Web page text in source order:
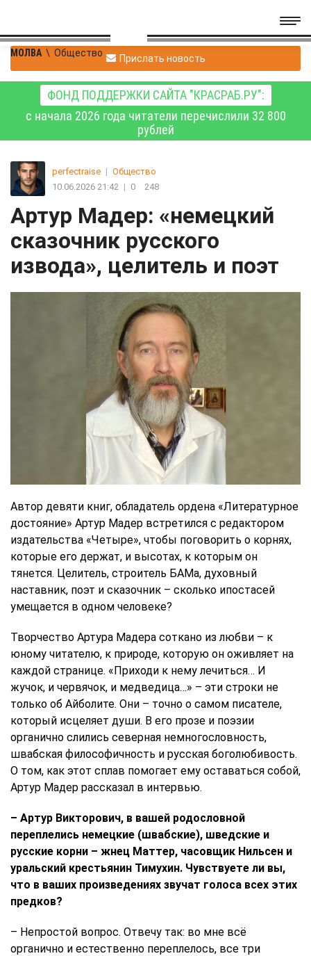
МОЛВА \ Общество Прислать новость
ФОНД ПОДДЕРЖКИ САЙТА "КРАСРАБ.РУ":
с начала 2026 года читатели перечислили 32 800
рублей
perfectraise | Общество
10.06.2026 21:42 | 0 248
Артур Мадер: «немецкий
сказочник русского
извода», целитель и поэт
Автор девяти книг, обладатель ордена «Литературное
достояние» Артур Мадер встретился с редактором
издательства «Четыре», чтобы поговорить о корнях,
которые его держат, и высотах, к которым он
тянется. Целитель, строитель БАМа, духовный
наставник, поэт и сказочник – сколько ипостасей
умещается в одном человеке?
Творчество Артура Мадера соткано из любви – к
юному читателю, к природе, которую он оживляет на
каждой странице. «Приходи к нему лечиться… И
жучок, и червячок, и медведица…» – эти строки не
только об Айболите. Они – точно о самом писателе,
который исцеляет души. В его прозе и поэзии
органично слились северная немногословность,
швабская философичность и русская боголюбивость.
О том, как этот сплав помогает ему оставаться собой,
Артур Мадер рассказал в интервью.
– Артур Викторович, в вашей родословной
переплелись немецкие (швабские), шведские и
русские корни – жнец Маттер, часовщик Нильсен и
уральский крестьянин Тимухин. Чувствуете ли вы,
что в ваших произведениях звучат голоса всех этих
предков?
– Непростой вопрос. Отвечу так: во мне всё
органично и естественно переплелось, все три